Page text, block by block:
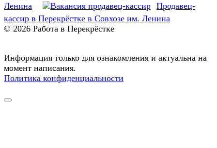
Ленина
Продавец-
кассир в Перекрёстке в Совхозе им. Ленина
© 2026 Работа в Перекрёстке
Информация только для ознакомления и актуальна на
момент написания.
Политика конфиденциальности